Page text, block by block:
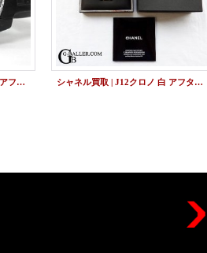
J12マリーン42 H2559 シャネルアフターダイヤベゼル シャネル買取 | J12クロノ 白 アフターダイヤベゼル